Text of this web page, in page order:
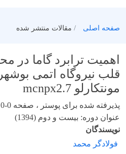
صفحه اصلی مقالات منتشر شده
اهمیت ترابرد گاما در
قلب نیروگاه اتمی
مونتکارلو mcnpx2.7
پذیرفته شده برای پوستر ، صفحه 0-0 (
عنوان دوره: بیست و دوم (1394)
نویسندگان
فولادگر محمد